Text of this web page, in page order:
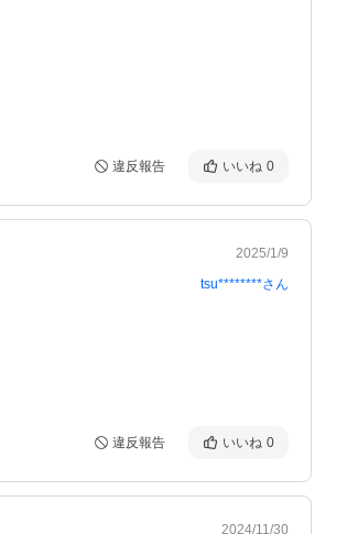
違反報告 いいね 0
2025/1/9
tsu********さん
違反報告 いいね 0
2024/11/30